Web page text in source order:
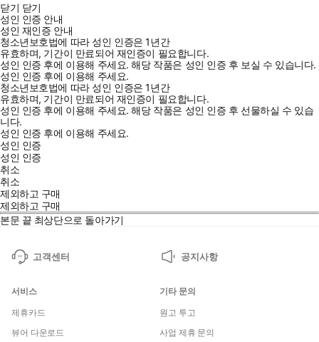
닫기 닫기
성인 인증 안내
성인 재인증 안내
청소년보호법에 따라 성인 인증은 1년간
유효하며, 기간이 만료되어 재인증이 필요합니다.
성인 인증 후에 이용해 주세요.해당 작품은 성인 인증 후 보실 수 있습니다.
성인 인증 후에 이용해 주세요.
청소년보호법에 따라 성인 인증은 1년간
유효하며, 기간이 만료되어 재인증이 필요합니다.
성인 인증 후에 이용해 주세요.해당 작품은 성인 인증 후 선물하실 수 있습
니다.
성인 인증 후에 이용해 주세요.
성인 인증
성인 인증
취소
취소
제외하고 구매
제외하고 구매
본문 끝 최상단으로 돌아가기
고객센터 공지사항
서비스
제휴카드
뷰어 다운로드
기타 문의
원고 투고
사업 제휴 문의